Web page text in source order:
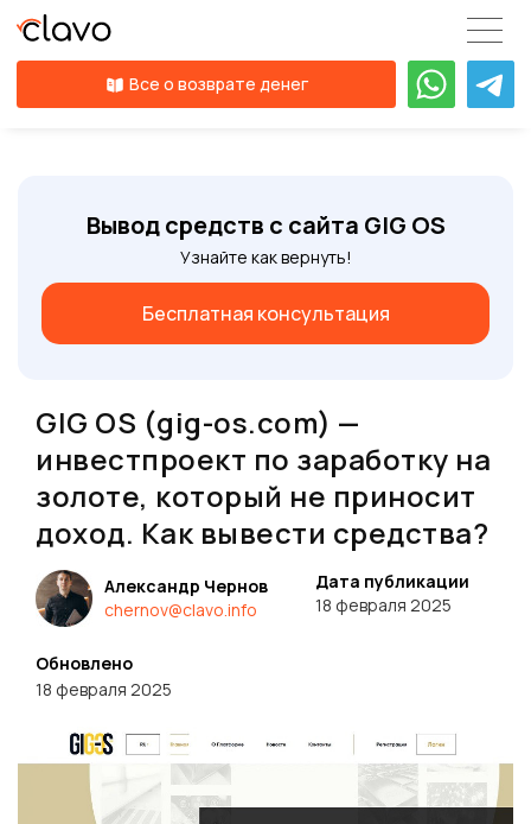
Все о возврате денег
Вывод средств с сайта GIG OS
Узнайте как вернуть!
Бесплатная консультация
GIG OS (gig-os.com) —
инвестпроект по заработку на
золоте, который не приносит
доход. Как вывести средства?
Александр Чернов
chernov@clavo.info
Дата публикации
18 февраля 2025
Обновлено
18 февраля 2025